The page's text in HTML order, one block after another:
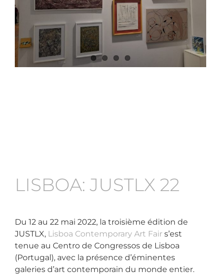
LISBOA: JUSTLX 22
Du 12 au 22 mai 2022, la troisième édition de
JUSTLX, Lisboa Contemporary Art Fairs’est
tenue au Centro de Congressos de Lisboa
(Portugal), avec la présence d’éminentes
galeries d’art contemporain du monde entier.